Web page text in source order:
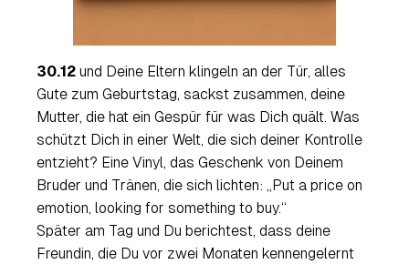
30.12 und Deine Eltern klingeln an der Tür, alles
Gute zum Geburtstag, sackst zusammen, deine
Mutter, die hat ein Gespür für was Dich quält. Was
schützt Dich in einer Welt, die sich deiner Kontrolle
entzieht? Eine Vinyl, das Geschenk von Deinem
Bruder und Tränen, die sich lichten: „Put a price on
emotion, looking for something to buy.“
Später am Tag und Du berichtest, dass deine
Freundin, die Du vor zwei Monaten kennengelernt